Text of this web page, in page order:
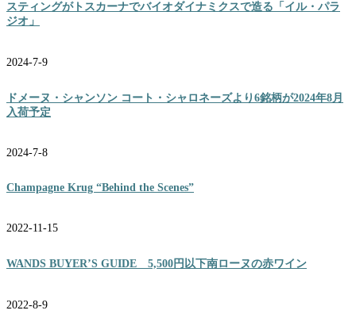
スティングがトスカーナでバイオダイナミクスで造る「イル・パラ
ジオ」
2024-7-9
ドメーヌ・シャンソン コート・シャロネーズより6銘柄が2024年8月
入荷予定
2024-7-8
Champagne Krug “Behind the Scenes”
2022-11-15
WANDS BUYER’S GUIDE 5,500円以下南ローヌの赤ワイン
2022-8-9